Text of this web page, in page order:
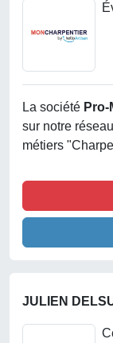
La société
sur notre
métiers
JULIEN